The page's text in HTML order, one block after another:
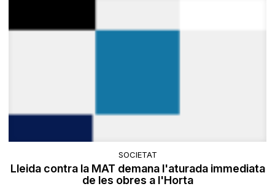
SOCIETAT
Lleida contra la MAT demana l'aturada immediata
de les obres a l'Horta